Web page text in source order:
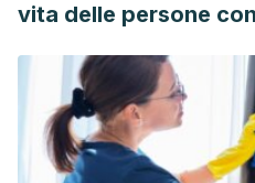
vita delle persone